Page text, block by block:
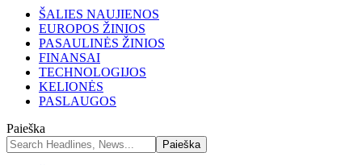
ŠALIES NAUJIENOS
EUROPOS ŽINIOS
PASAULINĖS ŽINIOS
FINANSAI
TECHNOLOGIJOS
KELIONĖS
PASLAUGOS
Paieška